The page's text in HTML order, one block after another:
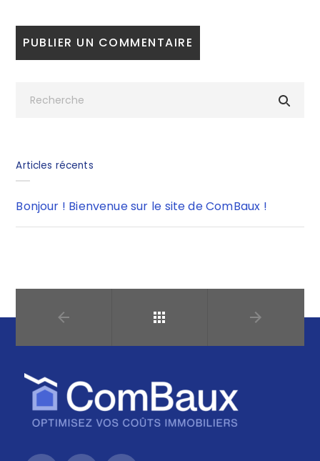
Articles récents
Bonjour ! Bienvenue sur le site de ComBaux !